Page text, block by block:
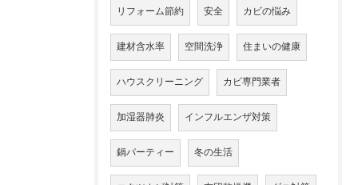
リフォーム節約 安全 カビの悩み
建材含水率 空間洗浄 住まいの健康
ハウスクリーニング カビ専門業者
加湿器肺炎 インフルエンザ対策
鍋パーティー 冬の生活